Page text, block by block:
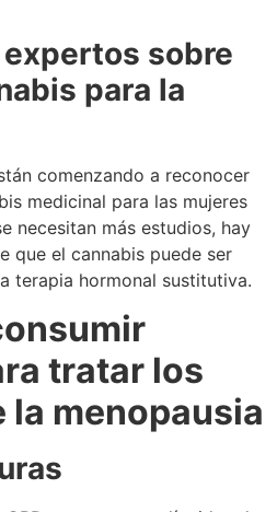
sobre
para la
comenzando a reconocer
medicinal para las mujeres
necesitan más estudios, hay
que el cannabis puede ser
terapia hormonal sustitutiva.
tratar los
la menopausia